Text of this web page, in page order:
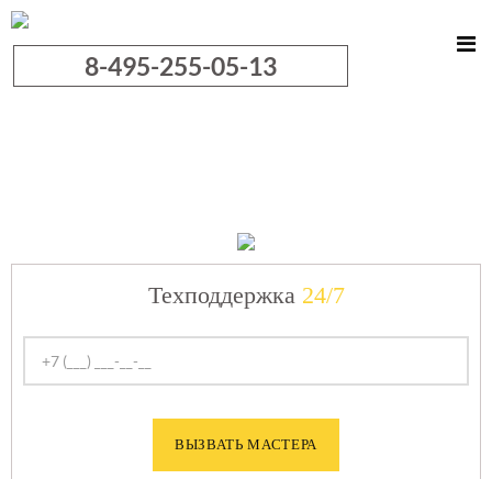
8-495-255-05-13
Техподдержка 24/7